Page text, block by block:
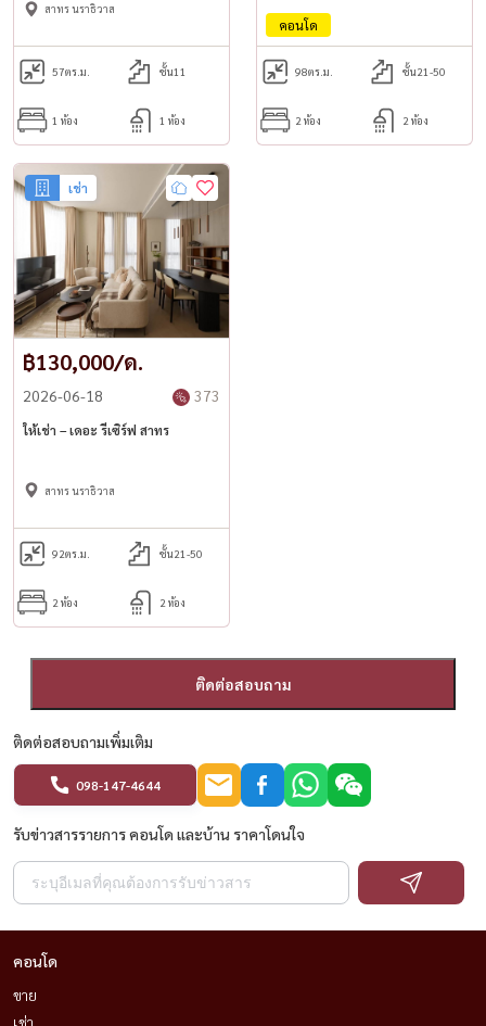
📣 公寓出租，The Reserve Sathorn，房间漂亮，宽敞，家具齐全，
📍位于沙吞市中心的好位置
♤MRT Lumpini 仅 1.1 公里 | BTS Chong Nonsi / Saladaeng
♤靠近Silom、Siam、Chula、领先医院
🏡房间详情
✅ 面积57平方米，11楼
✅ 1间卧室+Room Plus（工作室），1间浴室（带浴缸）
✅ 客厅+独立厨房
✅ 家具齐全 准备于 2025 年 3 月 8 日搬家。
💰 租金 61,500 泰铢/月
2个月押金+1个月预付款
大堂中心球场
📍附近的地方
✔ 隆比尼公园 | 暹罗百丽宫 | 中央世界
✔ 圣约瑟夫修道院 | 朱拉隆功大学
✔ BNH 医院 | 朱拉隆功医院
📞 联系询问。
📱 致电/WhatsApp：+66
💬 LINE：@housewa
📧电子邮件：Namthip@housewathailand.com
สาทร นราธิวาส
57ตร.ม. ชั้น11
1 ห้อง 1 ห้อง
คอนโด
98ตร.ม. ชั้น21-50
2 ห้อง 2 ห้อง
เช่า
฿130,000/ด.
2026-06-18 373
ให้เช่า – เดอะ รีเซิร์ฟ สาทร
สาทร นราธิวาส
92ตร.ม. ชั้น21-50
2 ห้อง 2 ห้อง
ติดต่อสอบถาม
ติดต่อสอบถามเพิ่มเติม
098-147-4644
รับข่าวสารรายการ คอนโด และบ้าน ราคาโดนใจ
คอนโด
ขาย
เช่า